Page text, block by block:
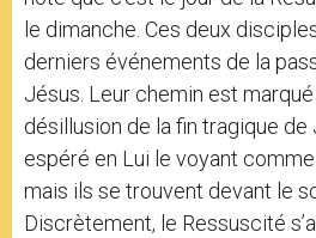
le dimanche. Ces deux
derniers événements de la
Jésus. Leur chemin est
désillusion de la fin tragique de
espéré en Lui le voyant
mais ils se trouvent devant le
Discrètement, le Ressuscité